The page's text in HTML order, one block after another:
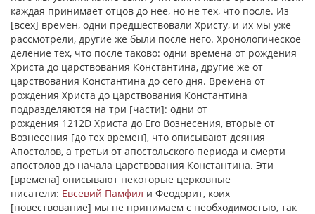
каждая принимает отцов до нее, но не тех, что после. Из
[всех] времен, одни предшествовали Христу, и их мы уже
рассмотрели, другие же были после него. Хронологическое
деление тех, что после таково: одни времена от рождения
Христа до царствования Константина, другие же от
царствования Константина до сего дня. Времена от
рождения Христа до царствования Константина
подразделяются на три [части]: одни от
рождения 1212D Христа до Его Вознесения, вторые от
Вознесения [до тех времен], что описывают деяния
Апостолов, а третьи от апостольского периода и смерти
апостолов до начала царствования Константина. Эти
[времена] описывают некоторые церковные
писатели: Евсевий Памфил и Феодорит, коих
[повествование] мы не принимаем с необходимостью, так